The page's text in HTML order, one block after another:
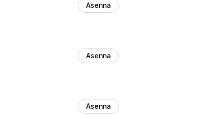
Asenna
Asenna
Asenna